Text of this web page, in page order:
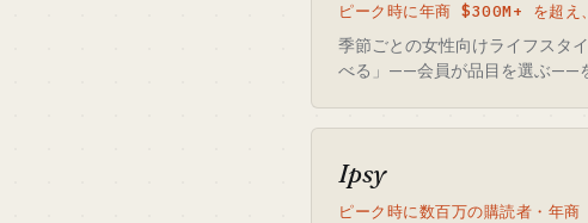
ピーク時に年商 $300M+ を超
季節ごとの女性向けライフスタ
べる」——会員が品目を選ぶ——
Ipsy
ピーク時に数百万の購読者・年